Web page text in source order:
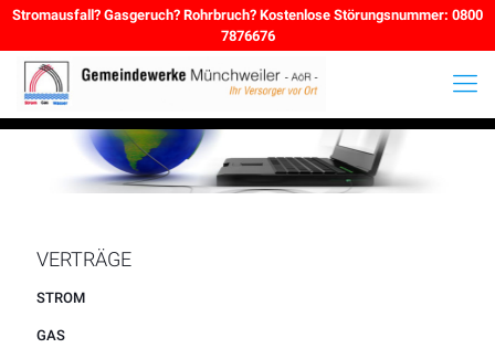
Stromausfall? Gasgeruch? Rohrbruch? Kostenlose Störungsnummer: 0800
7876676
VERTRÄGE
STROM
GAS